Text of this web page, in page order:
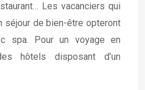
Les vacanciers qui
séjour de bien-être opteront
spa. Pour un voyage en
hôtels disposant d’un